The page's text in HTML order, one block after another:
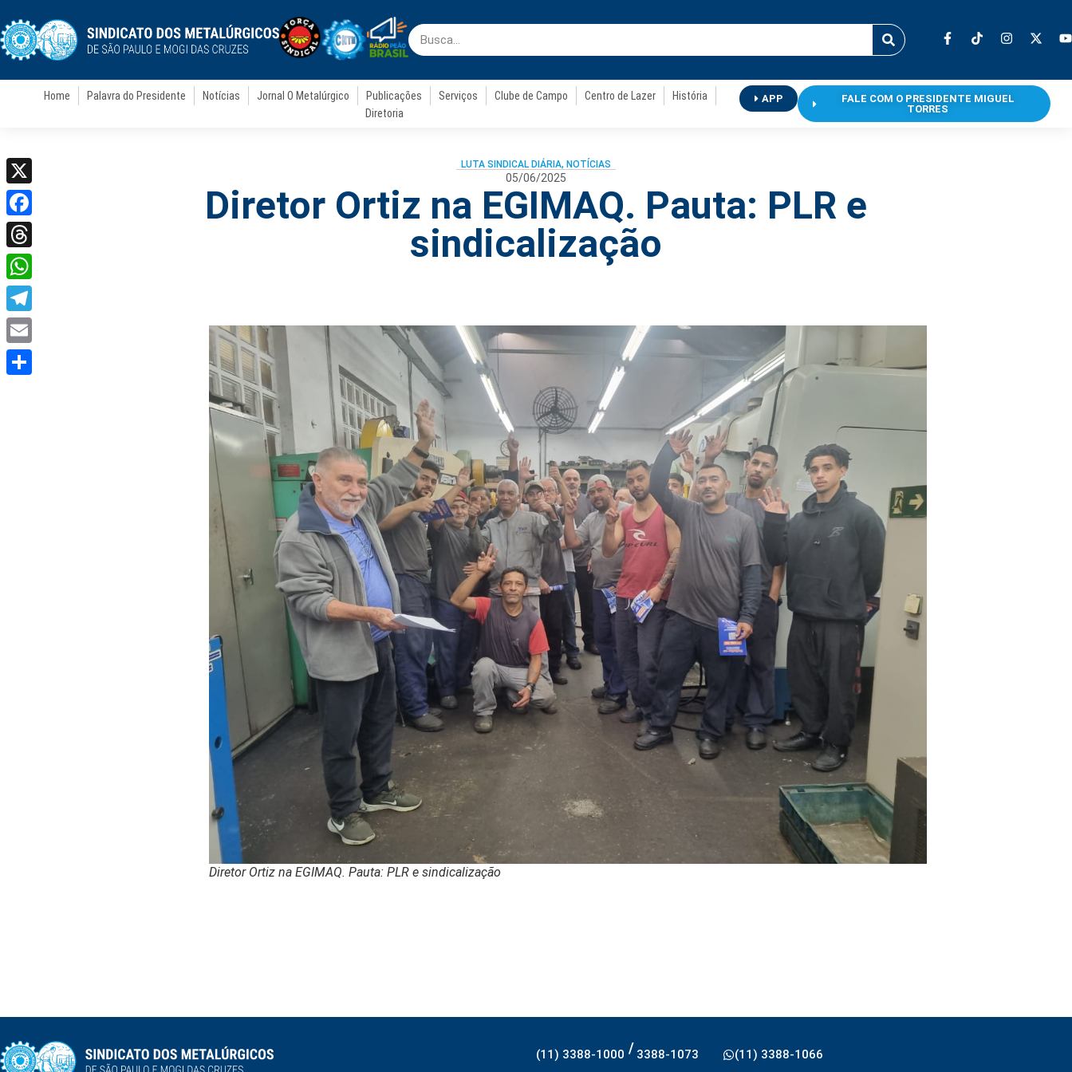
Home Palavra do Presidente Notícias Jornal O Metalúrgico Publicações Serviços Clube de Campo Centro de Lazer
História
Diretoria
APP
FALE COM O PRESIDENTE MIGUEL
TORRES
LUTA SINDICAL DIÁRIA, NOTÍCIAS
05/06/2025
Diretor Ortiz na EGIMAQ. Pauta: PLR e
sindicalização
Diretor Ortiz na EGIMAQ. Pauta: PLR e sindicalização
(11) 3388-1000 / 3388-1073 (11) 3388-1066
X
Facebook
Threads
WhatsApp
Telegram
Email